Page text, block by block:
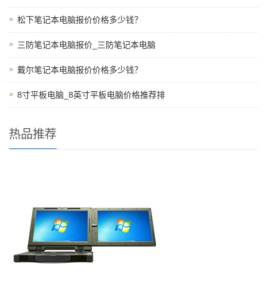
松下笔记本电脑报价价格多少钱？
三防笔记本电脑报价_三防笔记本电脑
戴尔笔记本电脑报价价格多少钱？
8寸平板电脑_8英寸平板电脑价格推荐排
热品推荐